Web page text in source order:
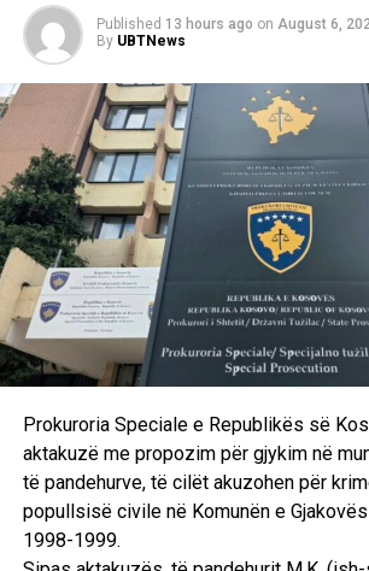
Published 13 hours ago on August 6,
By UBTNews
Prokuroria Speciale e Republikës së
aktakuzë me propozim për gjykim në
të pandehurve, të cilët akuzohen për
popullsisë civile në Komunën e
1998-1999.